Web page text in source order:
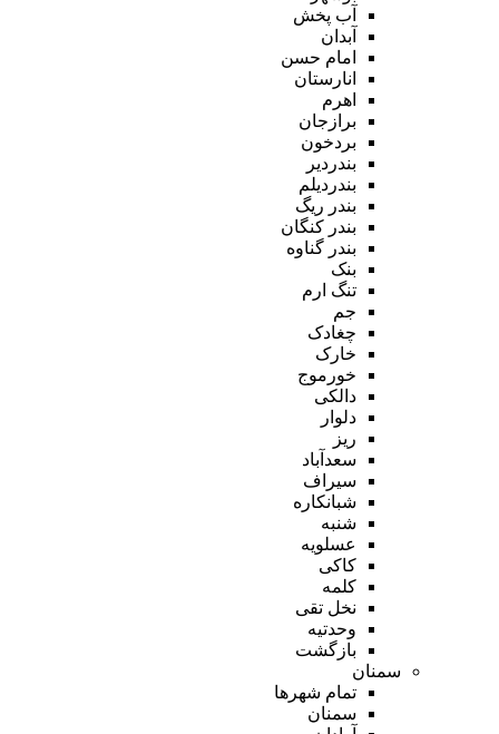
آب پخش
آبدان
امام حسن
انارستان
اهرم
برازجان
بردخون
بندردیر
بندردیلم
بندر ریگ
بندر کنگان
بندر گناوه
بنک
تنگ ارم
جم
چغادک
خارک
خورموج
دالکی
دلوار
ریز
سعدآباد
سیراف
شبانکاره
شنبه
عسلویه
کاکی
کلمه
نخل تقی
وحدتیه
بازگشت
سمنان
تمام شهر‌ها
سمنان